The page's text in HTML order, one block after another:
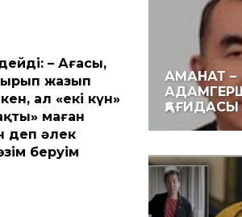
– Ағасы,
жазып
ал «екі күн»
маған
деп әлек
беруім
АМАНАТ –
ҚАҒИДАСЫ